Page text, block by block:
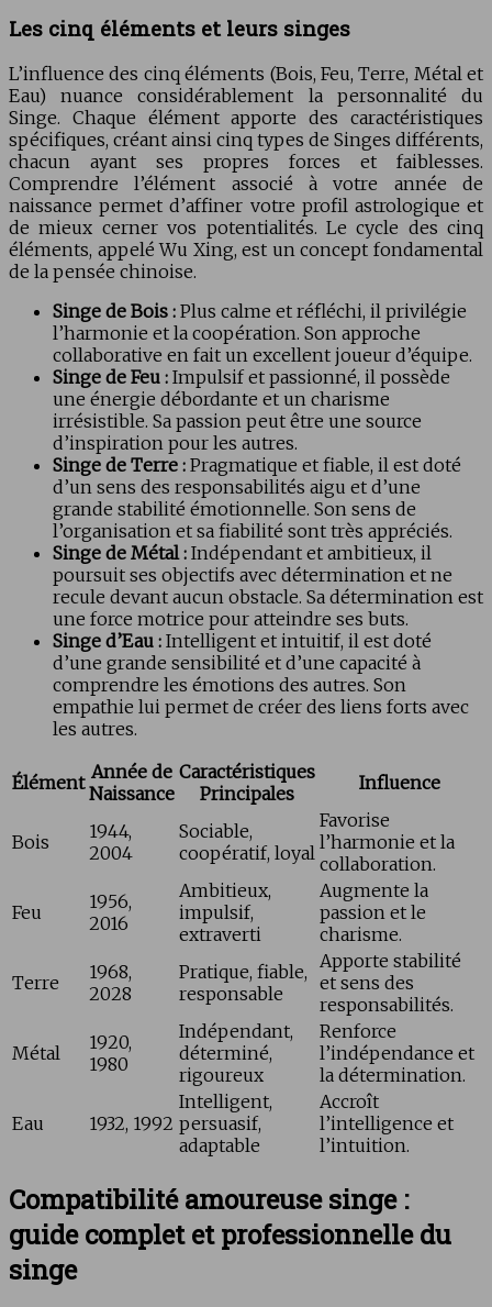
Les cinq éléments et leurs singes
L’influence des cinq éléments (Bois, Feu, Terre, Métal et
Eau) nuance considérablement la personnalité du
Singe. Chaque élément apporte des caractéristiques
spécifiques, créant ainsi cinq types de Singes différents,
chacun ayant ses propres forces et faiblesses.
Comprendre l’élément associé à votre année de
naissance permet d’affiner votre profil astrologique et
de mieux cerner vos potentialités. Le cycle des cinq
éléments, appelé Wu Xing, est un concept fondamental
de la pensée chinoise.
Singe de Bois : Plus calme et réfléchi, il privilégie
l’harmonie et la coopération. Son approche
collaborative en fait un excellent joueur d’équipe.
Singe de Feu : Impulsif et passionné, il possède
une énergie débordante et un charisme
irrésistible. Sa passion peut être une source
d’inspiration pour les autres.
Singe de Terre : Pragmatique et fiable, il est doté
d’un sens des responsabilités aigu et d’une
grande stabilité émotionnelle. Son sens de
l’organisation et sa fiabilité sont très appréciés.
Singe de Métal : Indépendant et ambitieux, il
poursuit ses objectifs avec détermination et ne
recule devant aucun obstacle. Sa détermination est
une force motrice pour atteindre ses buts.
Singe d’Eau : Intelligent et intuitif, il est doté
d’une grande sensibilité et d’une capacité à
comprendre les émotions des autres. Son
empathie lui permet de créer des liens forts avec
les autres.
Élément Année de
Naissance
Caractéristiques
Principales
Influence
Bois
1944,
2004
Sociable,
coopératif, loyal
Favorise
l’harmonie et la
collaboration.
Feu
1956,
2016
Ambitieux,
impulsif,
extraverti
Augmente la
passion et le
charisme.
Terre
1968,
2028
Pratique, fiable,
responsable
Apporte stabilité
et sens des
responsabilités.
Métal
1920,
1980
Indépendant,
déterminé,
rigoureux
Renforce
l’indépendance et
la détermination.
Eau 1932, 1992
Intelligent,
persuasif,
adaptable
Accroît
l’intelligence et
l’intuition.
Compatibilité amoureuse singe :
guide complet et professionnelle du
singe